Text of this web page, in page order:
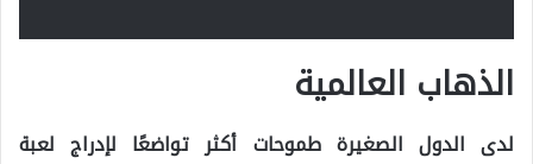
الذهاب العالمية
لدى الدول الصغيرة طموحات أكثر تواضعًا لإدراج لعبة